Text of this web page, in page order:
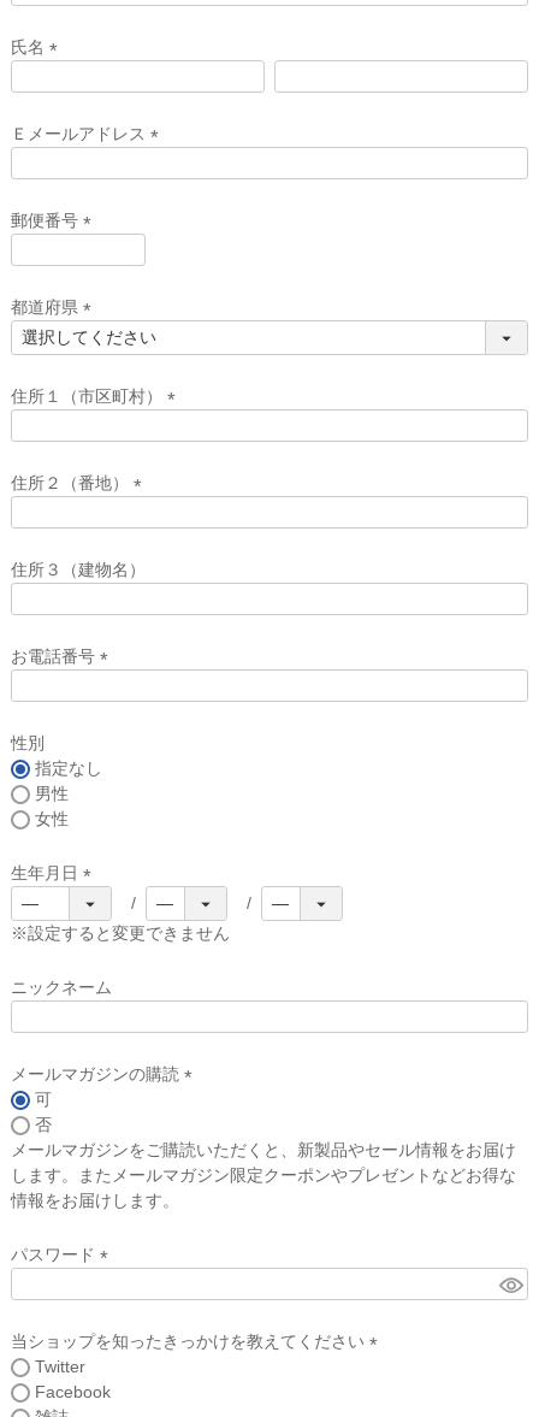
氏名
須
)
Ｅメールアドレス
郵便番号
須
)
都道府県
(
須
)
住所１（市区町村）
)
住所２（番地）
須
)
住所３（建物名）
お電話番号
性別
指定なし
男性
女性
生年月日
(
必
※設定すると変更できません
ニックネーム
メールマガジンの購読
須
)
可
否
メールマガジンをご購読いただくと、新製品やセール情報をお届け
します。またメールマガジン限定クーポンやプレゼントなどお得な
情報をお届けします。
パスワード
須
当ショップを知ったきっかけを教えてください
Twitter
Facebook